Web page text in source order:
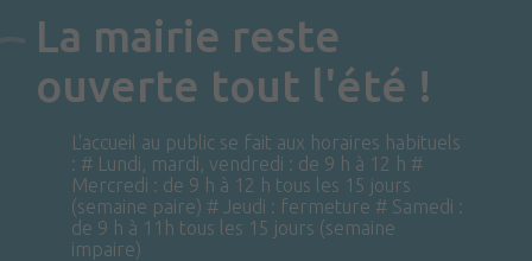
La mairie reste
ouverte tout l'été !
L'accueil au public se fait aux horaires habituels
: # Lundi, mardi, vendredi : de 9 h à 12 h #
Mercredi : de 9 h à 12 h tous les 15 jours
(semaine paire) # Jeudi : fermeture # Samedi :
de 9 h à 11h tous les 15 jours (semaine
impaire)